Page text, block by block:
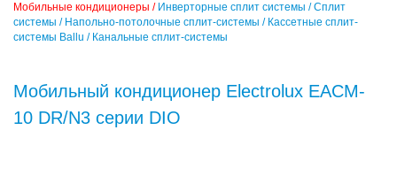
Мобильные кондиционеры / Инверторные сплит системы / Сплит
системы / Напольно-потолочные сплит-системы / Кассетные сплит-
системы Ballu / Канальные сплит-системы
Мобильный кондиционер Electrolux EACM-
10 DR/N3 серии DIO